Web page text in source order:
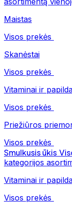
Maistas
Visos prekės
Skanėstai
Visos prekės
Vitaminai ir
Visos prekės
Priežiūros
Visos prekės
Smulkusis ūkis
kategorijos
Vitaminai ir
Visos prekės